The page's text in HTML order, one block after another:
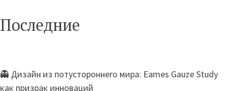
Последние
👻 Дизайн из потустороннего мира: Eames Gauze Study
как призрак инноваций